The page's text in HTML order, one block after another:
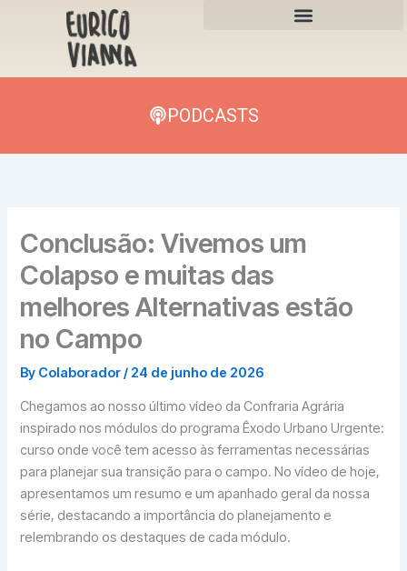
PODCASTS
Conclusão: Vivemos um
Colapso e muitas das
melhores Alternativas estão
no Campo
By Colaborador / 24 de junho de 2026
Chegamos ao nosso último vídeo da Confraria Agrária
inspirado nos módulos do programa Êxodo Urbano Urgente:
curso onde você tem acesso às ferramentas necessárias
para planejar sua transição para o campo. No vídeo de hoje,
apresentamos um resumo e um apanhado geral da nossa
série, destacando a importância do planejamento e
relembrando os destaques de cada módulo.